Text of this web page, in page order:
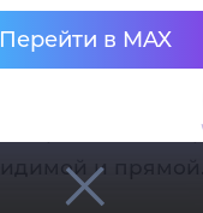
Перейти в MAX
источник
Ссылка должна
рядом с
и прямой.